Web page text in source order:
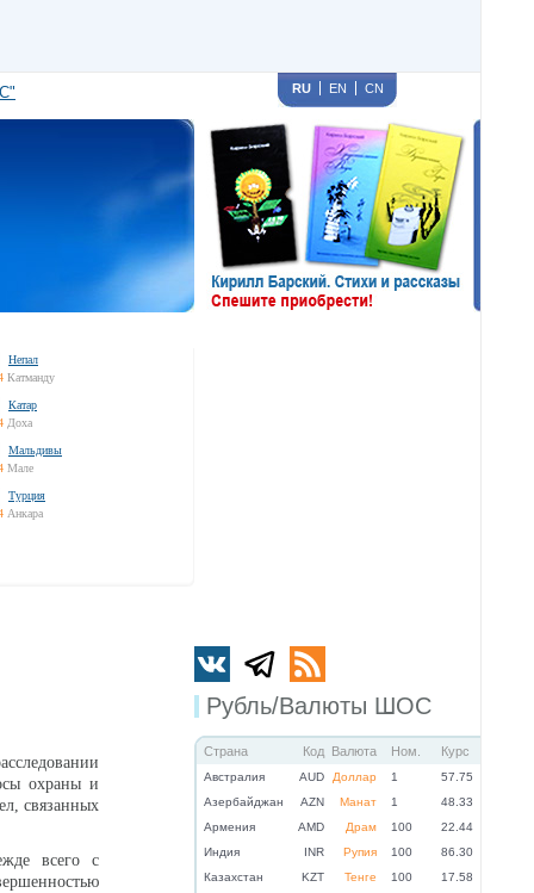
RU EN CN
Непал
Катманду
Катар
Доха
Мальдивы
Мале
Турция
Анкара
Рубль/Валюты ШОС
Страна Код Валюта Ном. Курс
Австралия AUD Доллар 1
57.75
Азербайджан
AZN Манат 1
48.33
Армения
AMD Драм 100
22.44
Индия
INR Рупия 100
86.30
Казахстан
KZT Тенге 100
17.58
охраны и
связанных
всего с